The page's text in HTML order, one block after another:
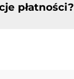
płatności?